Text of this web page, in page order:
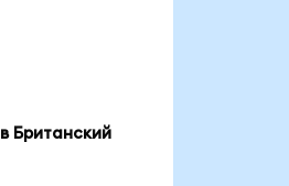
Британский